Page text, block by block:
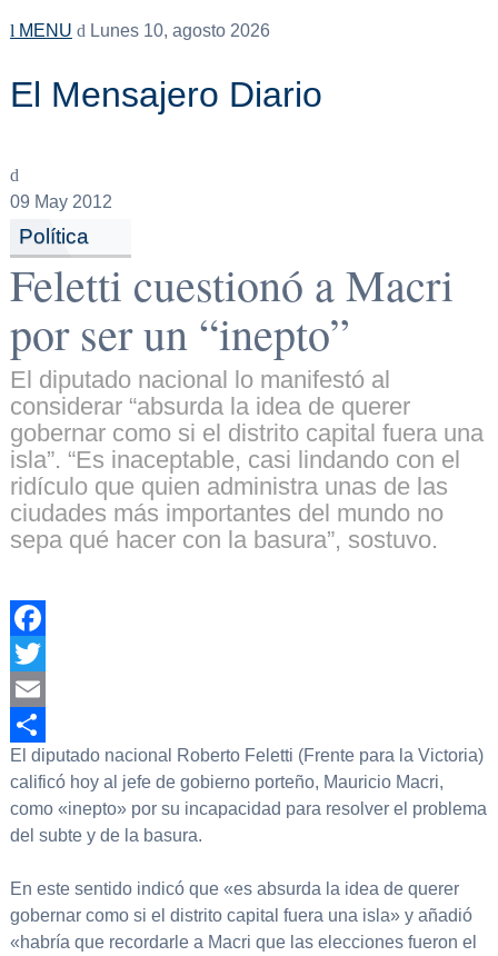
MENU Lunes 10, agosto 2026
El Mensajero Diario
09 May 2012
Política
Feletti cuestionó a Macri
por ser un “inepto”
El diputado nacional lo manifestó al
considerar “absurda la idea de querer
gobernar como si el distrito capital fuera una
isla”. “Es inaceptable, casi lindando con el
ridículo que quien administra unas de las
ciudades más importantes del mundo no
sepa qué hacer con la basura”, sostuvo.
Facebook
Twitter
Email
Compartir
El diputado nacional Roberto Feletti (Frente para la Victoria)
calificó hoy al jefe de gobierno porteño, Mauricio Macri,
como «inepto» por su incapacidad para resolver el problema
del subte y de la basura.
En este sentido indicó que «es absurda la idea de querer
gobernar como si el distrito capital fuera una isla» y añadió
«habría que recordarle a Macri que las elecciones fueron el